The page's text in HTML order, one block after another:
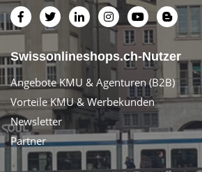
Swissonlineshops.ch-Nutzer
Angebote KMU & Agenturen (B2B)
Vorteile KMU & Werbekunden
Newsletter
Partner